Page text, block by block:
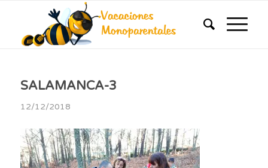
SALAMANCA-3
12/12/2018